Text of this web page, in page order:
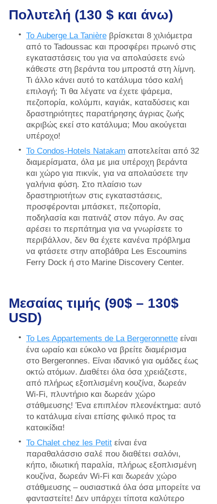
Πολυτελή (130 $ και άνω)
Το Auberge La Tanièreβρίσκεται 8 χιλιόμετρα
από το Tadoussac και προσφέρει πρωινό στις
εγκαταστάσεις του για να απολαύσετε ενώ
κάθεστε στη βεράντα του μπροστά στη λίμνη.
Τι άλλο κάνει αυτό το κατάλυμα τόσο καλή
επιλογή; Τι θα λέγατε να έχετε ψάρεμα,
πεζοπορία, κολύμπι, καγιάκ, καταδύσεις και
δραστηριότητες παρατήρησης άγριας ζωής
ακριβώς εκεί στο κατάλυμα; Μου ακούγεται
υπέροχο!
Το Condos-Hotels Natakam αποτελείται από 32
διαμερίσματα, όλα με μια υπέροχη βεράντα
και χώρο για πικνίκ, για να απολαύσετε την
γαλήνια φύση. Στο πλαίσιο των
δραστηριοτήτων στις εγκαταστάσεις,
προσφέρονται μπάσκετ, πεζοπορία,
ποδηλασία και πατινάζ στον πάγο. Αν σας
αρέσει το περπάτημα για να γνωρίσετε το
περιβάλλον, δεν θα έχετε κανένα πρόβλημα
να φτάσετε στην αποβάθρα Les Escoumins
Ferry Dock ή στο Marine Discovery Center.
Μεσαίας τιμής (90$ – 130$
USD)
Το Les Appartements de La Bergeronnetteείναι
ένα ωραίο και εύκολο να βρείτε διαμέρισμα
στο Bergeronnes. Είναι ιδανικό για ομάδες έως
οκτώ ατόμων. Διαθέτει όλα όσα χρειάζεστε,
από πλήρως εξοπλισμένη κουζίνα, δωρεάν
Wi-Fi, πλυντήριο και δωρεάν χώρο
στάθμευσης! Ένα επιπλέον πλεονέκτημα: αυτό
το κατάλυμα είναι επίσης φιλικό προς τα
κατοικίδια!
Το Chalet chez les Petitείναι ένα
παραθαλάσσιο σαλέ που διαθέτει σαλόνι,
κήπο, ιδιωτική παραλία, πλήρως εξοπλισμένη
κουζίνα, δωρεάν Wi-Fi και δωρεάν χώρο
στάθμευσης – ουσιαστικά όλα όσα μπορείτε να
φανταστείτε! Δεν υπάρχει τίποτα καλύτερο